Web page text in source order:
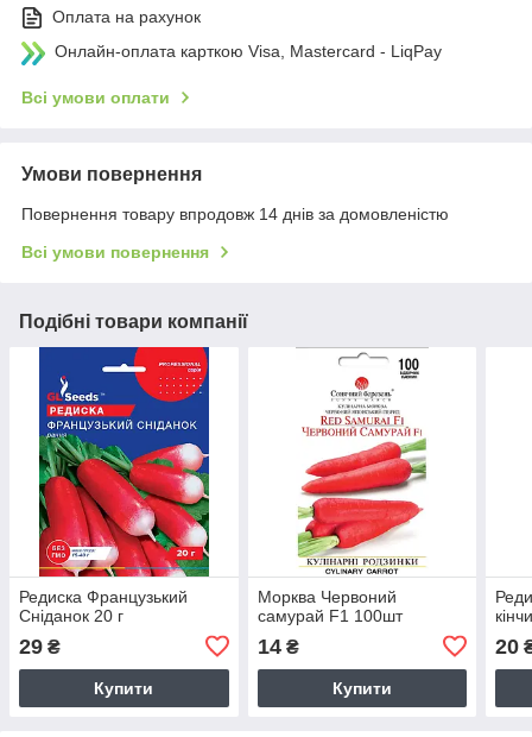
Оплата на рахунок
Онлайн-оплата карткою Visa, Mastercard - LiqPay
Всі умови оплати
Умови повернення
Повернення товару впродовж 14 днів за домовленістю
Всі умови повернення
Подібні товари компанії
Редиска Французький
Сніданок 20 г
29 ₴
Купити
Морква Червоний
самурай F1 100шт
14₴
Купити
20